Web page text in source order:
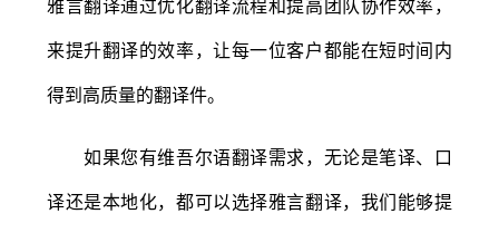
雅言翻译通过优化翻译流程和提高团队协作效率，
来提升翻译的效率，让每一位客户都能在短时间内
得到高质量的翻译件。
如果您有维吾尔语翻译需求，无论是笔译、口
译还是本地化，都可以选择雅言翻译，我们能够提